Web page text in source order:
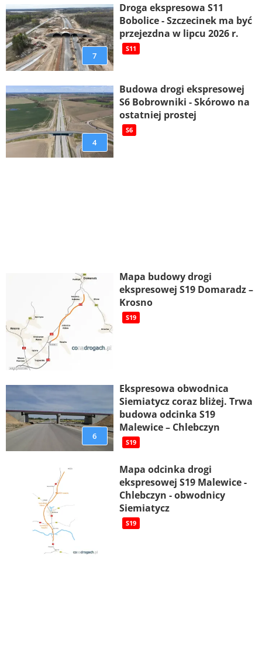
7
Droga ekspresowa S11
Bobolice - Szczecinek ma być
przejezdna w lipcu 2026 r.
S11
4
Budowa drogi ekspresowej
S6 Bobrowniki - Skórowo na
ostatniej prostej
S6
Mapa budowy drogi
ekspresowej S19 Domaradz –
Krosno
S19
6
Ekspresowa obwodnica
Siemiatycz coraz bliżej. Trwa
budowa odcinka S19
Malewice – Chlebczyn
S19
Mapa odcinka drogi
ekspresowej S19 Malewice -
Chlebczyn - obwodnicy
Siemiatycz
S19